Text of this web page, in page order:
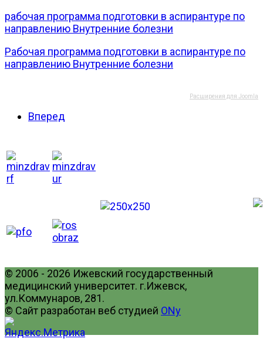
рабочая программа подготовки в аспирантуре по
направлению Внутренние болезни
Рабочая программа подготовки в аспирантуре по
направлению Внутренние болезни
Расширения для Joomla
Вперед
© 2006 - 2026 Ижевский государственный
медицинский университет. г.Ижевск,
ул.Коммунаров, 281.
© Сайт разработан веб студией ONy